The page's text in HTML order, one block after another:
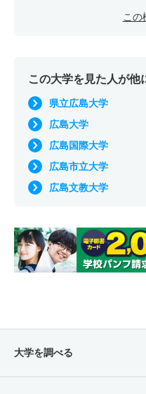
この
この大学を見た人が他
県立広島大学
広島大学
広島国際大学
広島市立大学
広島文教大学
大学を調べる